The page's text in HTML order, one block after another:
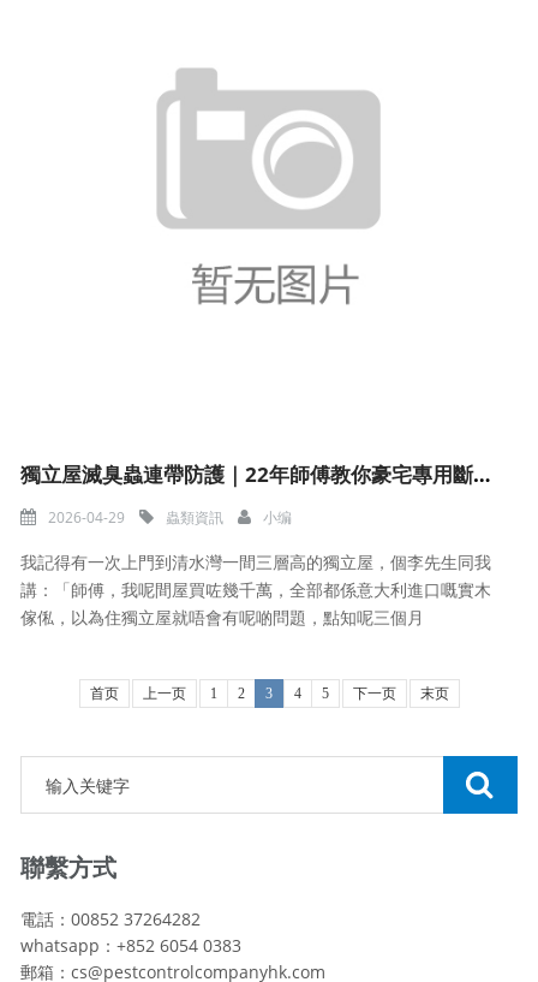
獨立屋滅臭蟲連帶防護｜22年師傅教你豪宅專用斷尾方案
2026-04-29 蟲類資訊 小编
我記得有一次上門到清水灣一間三層高的獨立屋，個李先生同我
講：「師傅，我呢間屋買咗幾千萬，全部都係意大利進口嘅實木
傢俬，以為住獨立屋就唔會有呢啲問題，點知呢三個月
首页 上一页 1 2 3 4 5 下一页 末页
聯繫方式
電話：00852 37264282
whatsapp：+852 6054 0383
郵箱：cs@pestcontrolcompanyhk.com